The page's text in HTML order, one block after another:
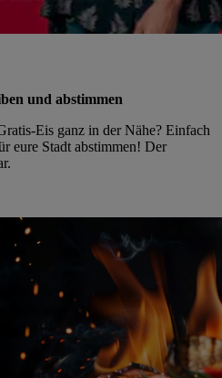
und abstimmen
Eis ganz in der Nähe? Einfach
eure Stadt abstimmen! Der